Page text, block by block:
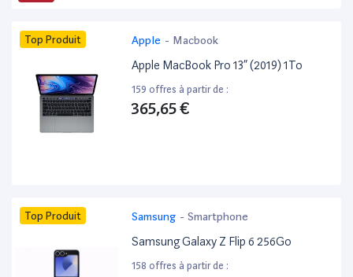
Top Produit Apple - Macbook
Apple MacBook Pro 13” (2019) 1To
159 offres à partir de :
365,65 €
Top Produit Samsung - Smartphone
Samsung Galaxy Z Flip 6 256Go
158 offres à partir de :